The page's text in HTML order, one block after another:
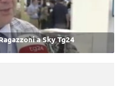
a Sky Tg24